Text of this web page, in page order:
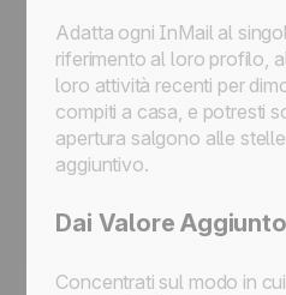
Adatta ogni InMail al
riferimento al loro profilo,
loro attività recenti per
compiti a casa, e potresti
apertura salgono alle
aggiuntivo.
Dai Valore Aggiunto
Concentrati sul modo in